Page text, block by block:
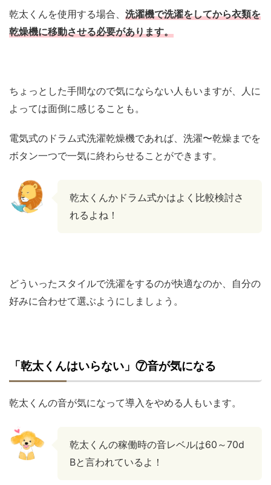
乾太くんを使用する場合、 洗濯機で洗濯をしてから衣類を
乾燥機に移動させる必要があります。
ちょっとした手間なので気にならない人もいますが、人に
よっては面倒に感じることも。
電気式のドラム式洗濯乾燥機であれば、洗濯〜乾燥までを
ボタン一つで一気に終わらせることができます。
乾太くんかドラム式かはよく比較検討さ
れるよね！
どういったスタイルで洗濯をするのが快適なのか、自分の
好みに合わせて選ぶようにしましょう。
「乾太くんはいらない」⑦音が気になる
乾太くんの音が気になって導入をやめる人もいます。
乾太くんの稼働時の音レベルは60～70d
Bと言われているよ！